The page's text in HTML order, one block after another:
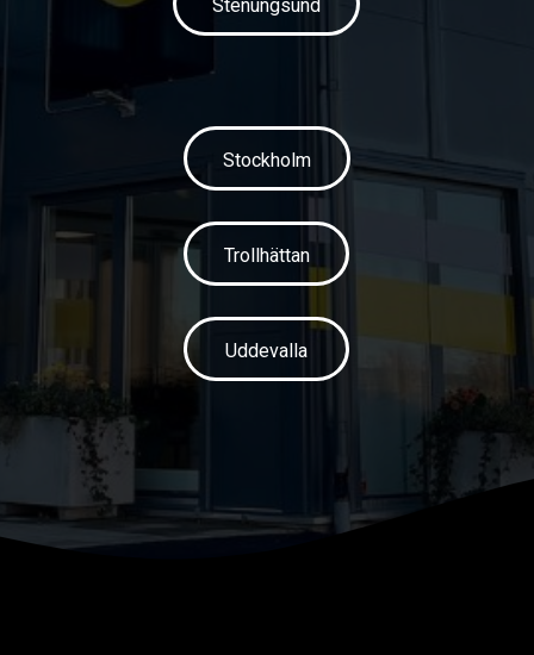
Stenungsund
Stockholm
Trollhättan
Uddevalla